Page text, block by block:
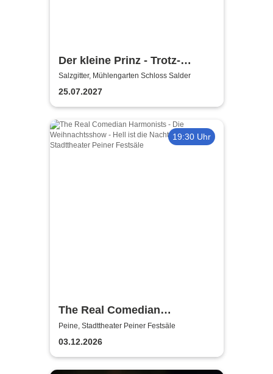
Der kleine Prinz - Trotz-
Alledem-Theater
Salzgitter, Mühlengarten Schloss Salder
25.07.2027
19:30 Uhr
The Real Comedian
Harmonists - Die
Weihnachtsshow - Hell ist die
Nacht
Peine, Stadttheater Peiner Festsäle
03.12.2026